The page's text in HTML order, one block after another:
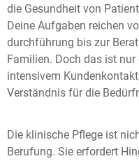
die Gesundheit von
Deine Aufgaben reichen
durchführung bis zur
Familien. Doch das ist
intensivem
Verständnis für die
Die klinische Pflege ist
Berufung. Sie erfordert